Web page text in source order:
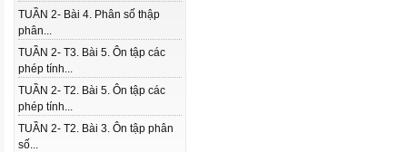
TUẦN 2- Bài 4. Phân số thập
phân...
TUẦN 2- T3. Bài 5. Ôn tập các
phép tính...
TUẦN 2- T2. Bài 5. Ôn tập các
phép tính...
TUẦN 2- T2. Bài 3. Ôn tập phân
số...